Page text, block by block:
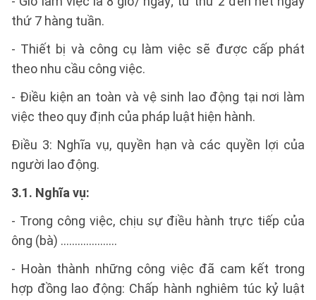
thứ 7 hàng tuần.
- Thiết bị và công cụ làm việc sẽ được cấp phát
theo nhu cầu công việc.
- Điều kiện an toàn và vệ sinh lao động tại nơi làm
việc theo quy định của pháp luật hiện hành.
Điều 3: Nghĩa vụ, quyền hạn và các quyền lợi của
người lao động.
3.1. Nghĩa vụ:
- Trong công việc, chịu sự điều hành trực tiếp của
ông (bà) ………………..
- Hoàn thành những công việc đã cam kết trong
hợp đồng lao động: Chấp hành nghiêm túc kỷ luật